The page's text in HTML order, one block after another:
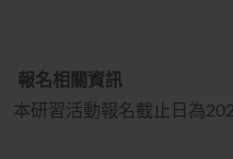
報名相關資訊
本研習活動報名截止日為